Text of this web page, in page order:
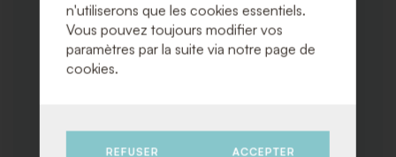
n'utiliserons que les cookies essentiels.
Vous pouvez toujours modifier vos
paramètres par la suite via notre page de
cookies.
REFUSER ACCEPTER